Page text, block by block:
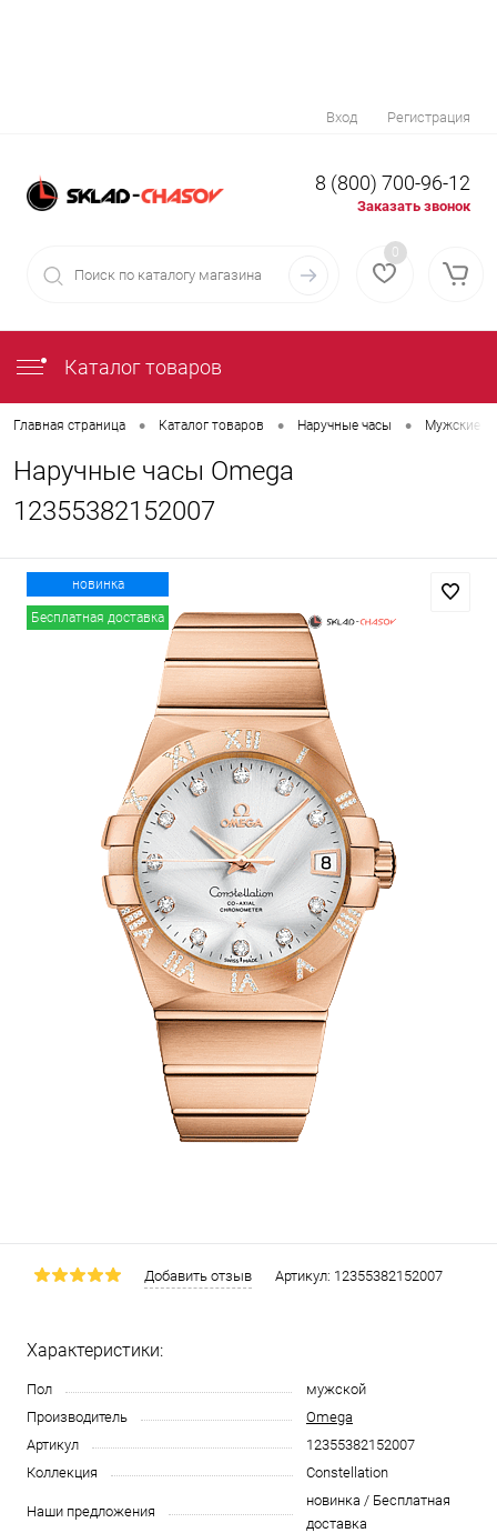
Вход Регистрация
8 (800) 700-96-12
Заказать звонок
0
Каталог товаров
Главная страница • Каталог товаров • Наручные часы • Мужские
Наручные часы Omega
12355382152007
новинка
Бесплатная доставка
Добавить отзыв Артикул: 12355382152007
Характеристики:
Пол
мужской
Производитель
Omega
Артикул
12355382152007
Коллекция
Constellation
Наши предложения
новинка / Бесплатная
доставка